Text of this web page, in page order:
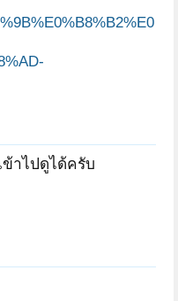
ข้าไปดูได้ครับ